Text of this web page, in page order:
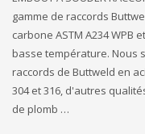
gamme de raccords
carbone ASTM A234 WPB
basse température. Nous
raccords de Buttweld en
304 et 316, d'autres
de plomb …